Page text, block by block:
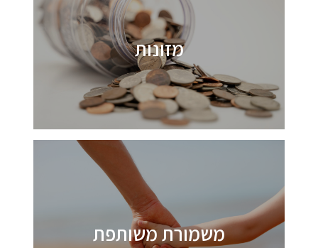
מזונות
משמורת משותפת